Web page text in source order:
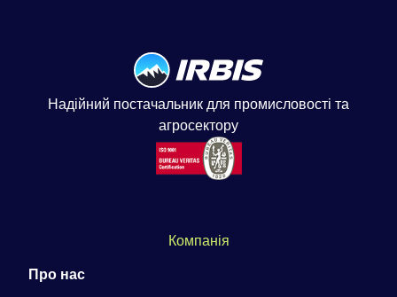
Надійний постачальник для промисловості та
агросектору
Компанія
Про нас